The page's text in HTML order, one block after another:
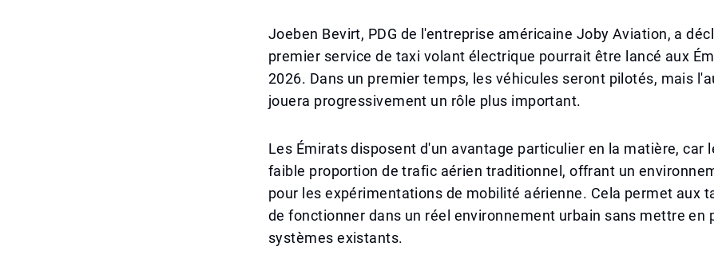
Joeben Bevirt, PDG de l'entreprise américaine Joby Aviation, a
premier service de taxi volant électrique pourrait être lancé aux
2026. Dans un premier temps, les véhicules seront pilotés, mais
jouera progressivement un rôle plus important.
Les Émirats disposent d'un avantage particulier en la matière, car
faible proportion de trafic aérien traditionnel, offrant un
pour les expérimentations de mobilité aérienne. Cela permet aux
de fonctionner dans un réel environnement urbain sans mettre en
systèmes existants.